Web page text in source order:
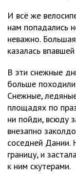
И всё же
нам попадались
неважно.
казалась
В эти снежные
больше
Снежные,
площадях по
ни пойди, всюду
внезапно
соседней Дании.
границу, и
к ним скутерами.